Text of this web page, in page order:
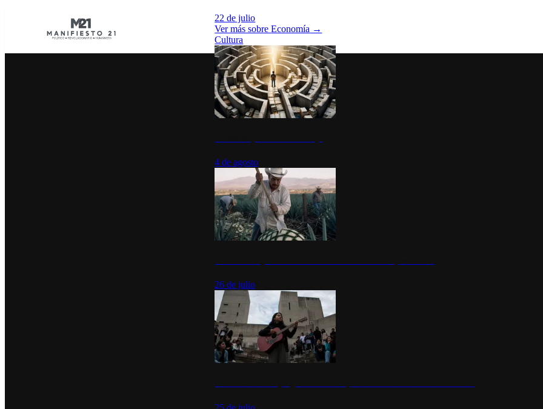
22 de julio
Ver más sobreEconomía →
Cultura
4 de agosto
26 de julio